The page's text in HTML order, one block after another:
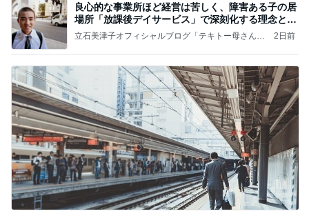
良心的な事業所ほど経営は苦しく、障害ある子の居
場所「放課後デイサービス」で深刻化する理念と現
実の
立石美津子オフィシャルブログ「テキトー母さんの
2日前